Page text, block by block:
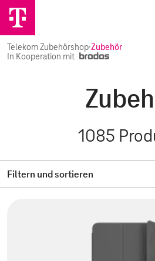
Telekom Zubehörshop·Zubehör
In Kooperation mit
1085
Filtern und sortieren